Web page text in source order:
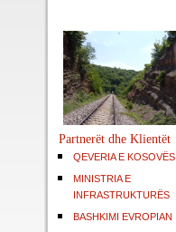
Partnerët dhe Klientët
QEVERIA E KOSOVËS
MINISTRIA E
INFRASTRUKTURËS
BASHKIMI EVROPIAN